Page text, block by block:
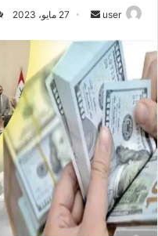
user
أرسل
إلكترونيا
27 مايو، 2023